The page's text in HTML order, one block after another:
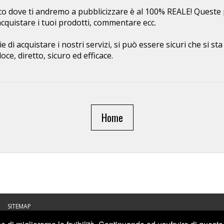
dove ti andremo a pubblicizzare è al 100% REALE!
i tuoi prodotti, commentare ecc.
di acquistare i nostri servizi, si può essere sicuri che si
diretto, sicuro ed efficace.
Home
SITEMAP